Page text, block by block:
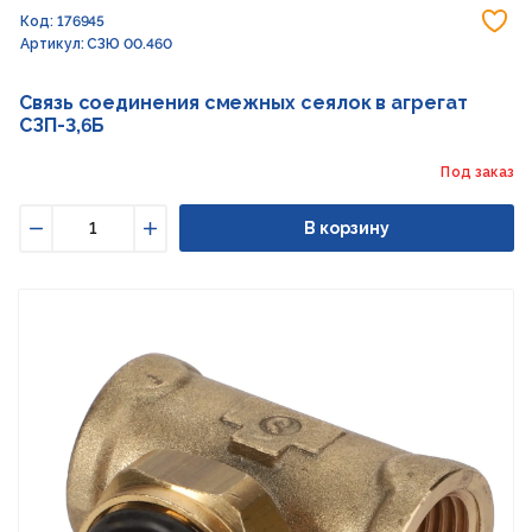
Код: 176945
Артикул: СЗЮ 00.460
Связь соединения смежных сеялок в агрегат
СЗП-3,6Б
Под заказ
Увеличить
В корзину